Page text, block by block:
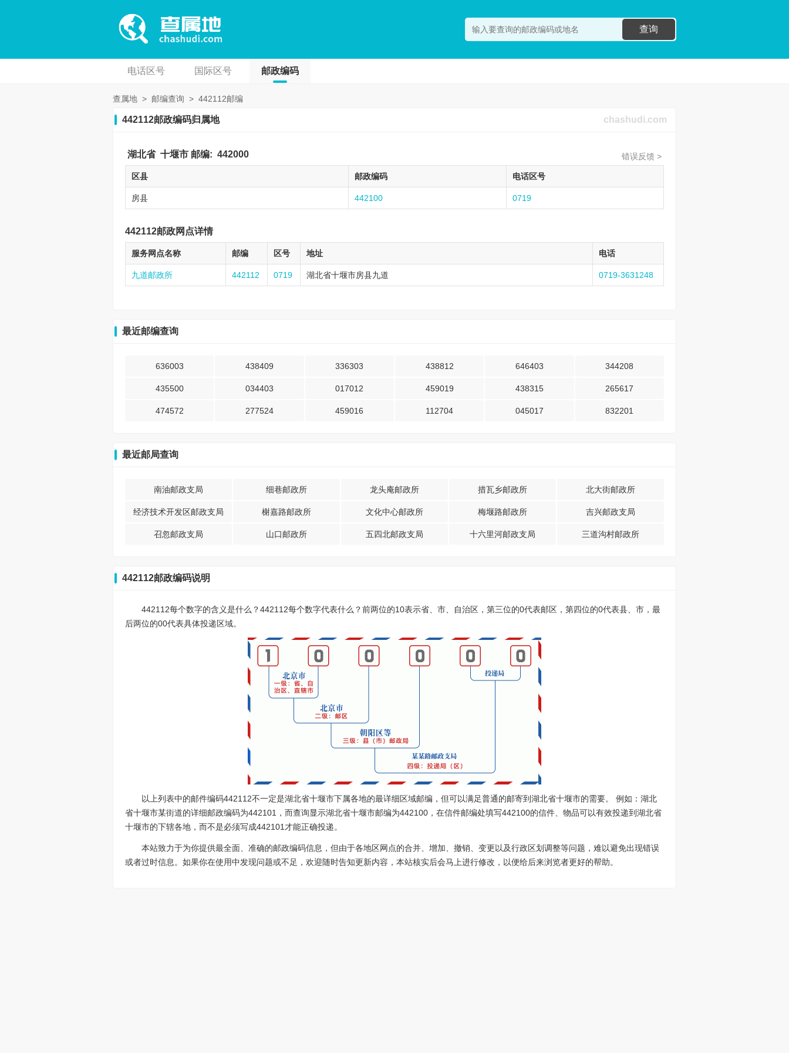
查询
电话区号 国际区号 邮政编码
查属地 > 邮编查询 > 442112邮编
442112邮政编码归属地 chashudi.com
湖北省 十堰市 邮编: 442000 错误反馈 >
区县 邮政编码 电话区号
房县 442100 0719
442112邮政网点详情
服务网点名称 邮编 区号 地址 电话
九道邮政所 442112 0719 湖北省十堰市房县九道 0719-3631248
最近邮编查询
636003 438409 336303 438812 646403 344208
435500 034403 017012 459019 438315 265617
474572 277524 459016 112704 045017 832201
最近邮局查询
南油邮政支局 细巷邮政所 龙头庵邮政所 措瓦乡邮政所 北大街邮政所
经济技术开发区邮政支局 榭嘉路邮政所 文化中心邮政所 梅堰路邮政所 吉兴邮政支局
召忽邮政支局 山口邮政所 五四北邮政支局 十六里河邮政支局 三道沟村邮政所
442112邮政编码说明
442112每个数字的含义是什么？442112每个数字代表什么？前两位的10表示省、市、自治区，第三位的0代表邮区，第四位的0代表县、市，最
后两位的00代表具体投递区域。
以上列表中的邮件编码442112不一定是湖北省十堰市下属各地的最详细区域邮编，但可以满足普通的邮寄到湖北省十堰市的需要。 例如：湖北
省十堰市某街道的详细邮政编码为442101，而查询显示湖北省十堰市邮编为442100，在信件邮编处填写442100的信件、物品可以有效投递到湖北省
十堰市的下辖各地，而不是必须写成442101才能正确投递。
本站致力于为你提供最全面、准确的邮政编码信息，但由于各地区网点的合并、增加、撤销、变更以及行政区划调整等问题，难以避免出现错误
或者过时信息。如果你在使用中发现问题或不足，欢迎随时告知更新内容，本站核实后会马上进行修改，以便给后来浏览者更好的帮助。